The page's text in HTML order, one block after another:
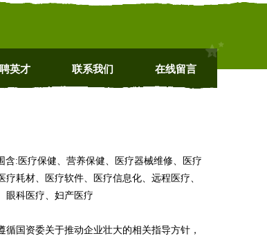
英才 联系我们 在线留言
含:医疗保健、营养保健、医疗器械维修、医疗
耗材、医疗软件、医疗信息化、远程医疗、
眼科医疗、妇产医疗
国资委关于推动企业壮大的相关指导方针，